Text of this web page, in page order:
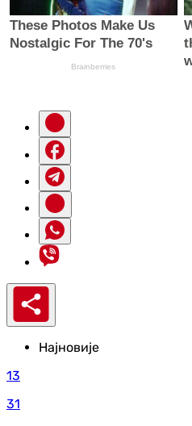
Најновије
13
31